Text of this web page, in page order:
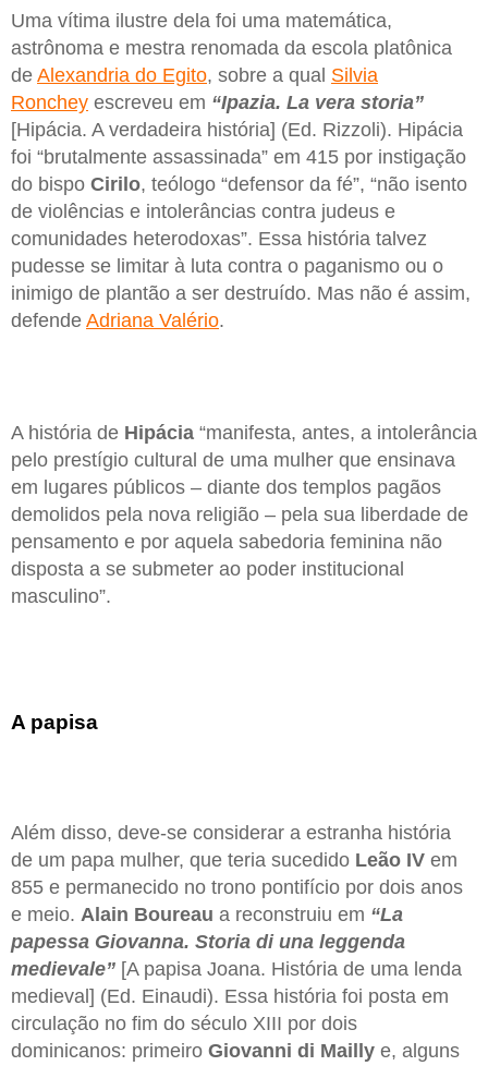
Uma vítima ilustre dela foi uma matemática,
astrônoma e mestra renomada da escola platônica
de Alexandria do Egito, sobre a qual Silvia
Ronchey escreveu em “Ipazia. La vera storia”
[Hipácia. A verdadeira história] (Ed. Rizzoli). Hipácia
foi “brutalmente assassinada” em 415 por instigação
do bispo Cirilo, teólogo “defensor da fé”, “não isento
de violências e intolerâncias contra judeus e
comunidades heterodoxas”. Essa história talvez
pudesse se limitar à luta contra o paganismo ou o
inimigo de plantão a ser destruído. Mas não é assim,
defende Adriana Valério.
A história de Hipácia “manifesta, antes, a intolerância
pelo prestígio cultural de uma mulher que ensinava
em lugares públicos – diante dos templos pagãos
demolidos pela nova religião – pela sua liberdade de
pensamento e por aquela sabedoria feminina não
disposta a se submeter ao poder institucional
masculino”.
A papisa
Além disso, deve-se considerar a estranha história
de um papa mulher, que teria sucedido Leão IV em
855 e permanecido no trono pontifício por dois anos
e meio. Alain Boureau a reconstruiu em “La
papessa Giovanna. Storia di una leggenda
medievale” [A papisa Joana. História de uma lenda
medieval] (Ed. Einaudi). Essa história foi posta em
circulação no fim do século XIII por dois
dominicanos: primeiro Giovanni di Mailly e, alguns